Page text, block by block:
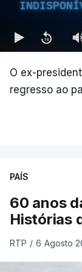
O ex-
regresso ao
PAÍS
60 anos
Histórias
RTP / 6 Agosto